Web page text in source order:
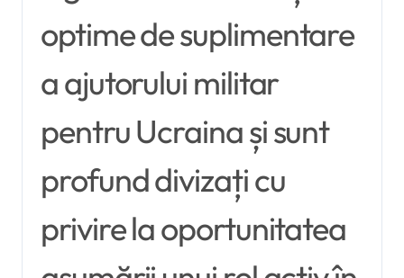
optime de suplimentare
a ajutorului militar
pentru Ucraina și sunt
profund divizați cu
privire la oportunitatea